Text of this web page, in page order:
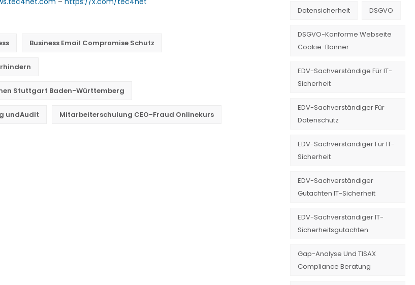
Business Email Compromise Schutz
Stuttgart Baden-Württemberg
undAudit Mitarbeiterschulung CEO-Fraud Onlinekurs
Datensicherheit DSGVO
DSGVO-Konforme Webseite
Cookie-Banner
EDV-Sachverständige Für IT-
Sicherheit
EDV-Sachverständiger Für
Datenschutz
EDV-Sachverständiger Für IT-
Sicherheit
EDV-Sachverständiger
Gutachten IT-Sicherheit
EDV-Sachverständiger IT-
Sicherheitsgutachten
Gap-Analyse Und TISAX
Compliance Beratung